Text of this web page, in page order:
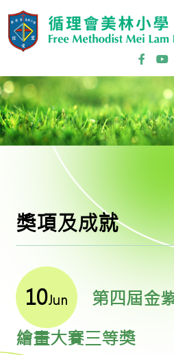
獎項及成就
10Jun
第四屆金
繪畫大賽三等獎